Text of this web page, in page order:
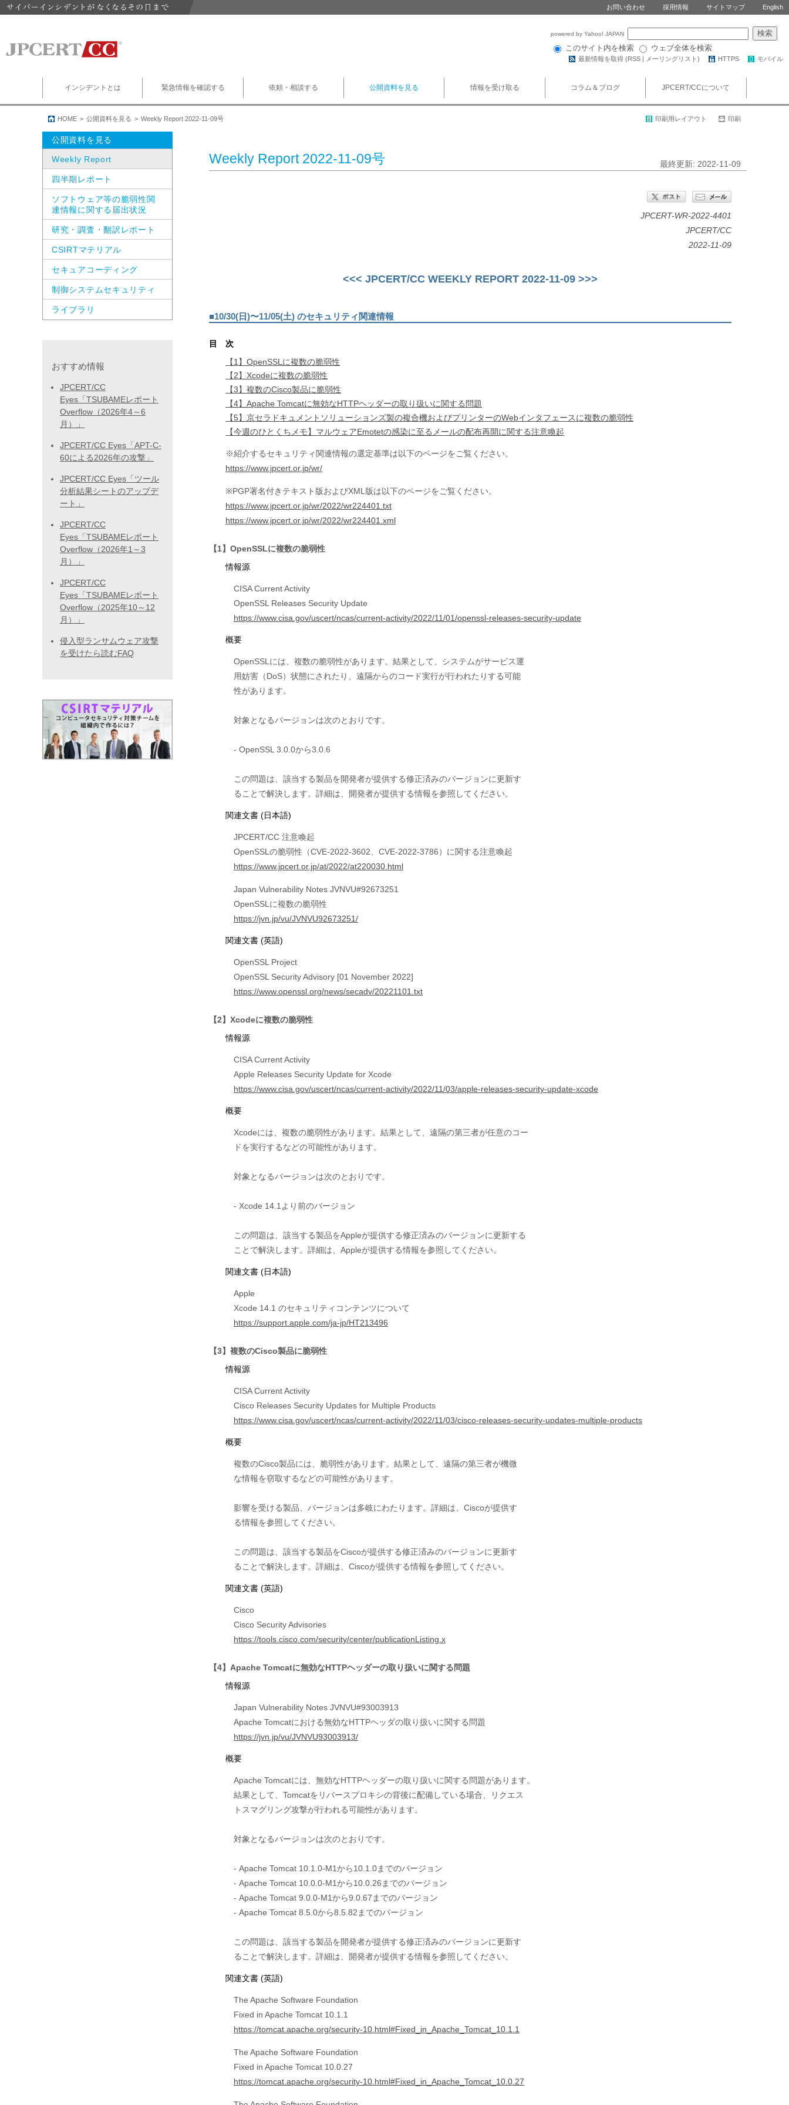
お問い合わせ 採用情報 サイトマップ English
powered by Yahoo! JAPAN
このサイト内を検索 ウェブ全体を検索
最新情報を取得 (RSS | メーリングリスト ) HTTPS モバイル
インシデントとは 緊急情報を確認する 依頼・相談する 公開資料を見る 情報を受け取る コラム＆ブログ JPCERT/CCについて
HOME 公開資料を見る Weekly Report 2022-11-09号 印刷用レイアウト 印刷
Weekly Report 2022-11-09号 最終更新: 2022-11-09
JPCERT-WR-2022-4401
JPCERT/CC
2022-11-09
<<< JPCERT/CC WEEKLY REPORT 2022-11-09 >>>
■10/30(日)〜11/05(土) のセキュリティ関連情報
目 次
【1】OpenSSLに複数の脆弱性
【2】Xcodeに複数の脆弱性
【3】複数のCisco製品に脆弱性
【4】Apache Tomcatに無効なHTTPヘッダーの取り扱いに関する問題
【5】京セラドキュメントソリューションズ製の複合機およびプリンターのWebインタフェースに複数の脆弱性
【今週のひとくちメモ】マルウェアEmotetの感染に至るメールの配布再開に関する注意喚起
※紹介するセキュリティ関連情報の選定基準は以下のページをご覧ください。
https://www.jpcert.or.jp/wr/
※PGP署名付きテキスト版およびXML版は以下のページをご覧ください。
https://www.jpcert.or.jp/wr/2022/wr224401.txt
https://www.jpcert.or.jp/wr/2022/wr224401.xml
【1】OpenSSLに複数の脆弱性
情報源
CISA Current Activity
OpenSSL Releases Security Update
https://www.cisa.gov/uscert/ncas/current-activity/2022/11/01/openssl-releases-security-update
概要
OpenSSLには、複数の脆弱性があります。結果として、システムがサービス運
用妨害（DoS）状態にされたり、遠隔からのコード実行が行われたりする可能
性があります。
対象となるバージョンは次のとおりです。
- OpenSSL 3.0.0から3.0.6
この問題は、該当する製品を開発者が提供する修正済みのバージョンに更新す
関連文書 (日本語)
JPCERT/CC 注意喚起
OpenSSLの脆弱性（CVE-2022-3602、CVE-2022-3786）に関する注意喚起
https://www.jpcert.or.jp/at/2022/at220030.html
Japan Vulnerability Notes JVNVU#92673251
OpenSSLに複数の脆弱性
https://jvn.jp/vu/JVNVU92673251/
関連文書 (英語)
OpenSSL Project
OpenSSL Security Advisory [01 November 2022]
https://www.openssl.org/news/secadv/20221101.txt
【2】Xcodeに複数の脆弱性
情報源
CISA Current Activity
Apple Releases Security Update for Xcode
https://www.cisa.gov/uscert/ncas/current-activity/2022/11/03/apple-releases-security-update-xcode
概要
Xcodeには、複数の脆弱性があります。結果として、遠隔の第三者が任意のコー
ドを実行するなどの可能性があります。
対象となるバージョンは次のとおりです。
- Xcode 14.1より前のバージョン
この問題は、該当する製品をAppleが提供する修正済みのバージョンに更新する
関連文書 (日本語)
Apple
Xcode 14.1 のセキュリティコンテンツについて
https://support.apple.com/ja-jp/HT213496
【3】複数のCisco製品に脆弱性
情報源
CISA Current Activity
Cisco Releases Security Updates for Multiple Products
https://www.cisa.gov/uscert/ncas/current-activity/2022/11/03/cisco-releases-security-updates-multiple-products
概要
複数のCisco製品には、脆弱性があります。結果として、遠隔の第三者が機微
な情報を窃取するなどの可能性があります。
影響を受ける製品、バージョンは多岐にわたります。詳細は、Ciscoが提供す
る情報を参照してください。
この問題は、該当する製品をCiscoが提供する修正済みのバージョンに更新す
関連文書 (英語)
Cisco
Cisco Security Advisories
https://tools.cisco.com/security/center/publicationListing.x
【4】Apache Tomcatに無効なHTTPヘッダーの取り扱いに関する問題
情報源
Japan Vulnerability Notes JVNVU#93003913
Apache Tomcatにおける無効なHTTPヘッダの取り扱いに関する問題
https://jvn.jp/vu/JVNVU93003913/
概要
Apache Tomcatには、無効なHTTPヘッダーの取り扱いに関する問題があります。
結果として、Tomcatをリバースプロキシの背後に配備している場合、リクエス
トスマグリング攻撃が行われる可能性があります。
対象となるバージョンは次のとおりです。
- Apache Tomcat 10.1.0-M1から10.1.0までのバージョン
- Apache Tomcat 10.0.0-M1から10.0.26までのバージョン
- Apache Tomcat 9.0.0-M1から9.0.67までのバージョン
- Apache Tomcat 8.5.0から8.5.82までのバージョン
この問題は、該当する製品を開発者が提供する修正済みのバージョンに更新す
関連文書 (英語)
The Apache Software Foundation
Fixed in Apache Tomcat 10.1.1
https://tomcat.apache.org/security-10.html#Fixed_in_Apache_Tomcat_10.1.1
The Apache Software Foundation
Fixed in Apache Tomcat 10.0.27
https://tomcat.apache.org/security-10.html#Fixed_in_Apache_Tomcat_10.0.27
公開資料を見る
Weekly Report
四半期レポート
ソフトウェア等の脆弱性関
連情報に関する届出状況
研究・調査・翻訳レポート
CSIRTマテリアル
セキュアコーディング
制御システムセキュリティ
ライブラリ
おすすめ情報
JPCERT/CC
Eyes「TSUBAMEレポート
Overflow（2026年4～6
月）」
JPCERT/CC Eyes「APT-C-
60による2026年の攻撃」
JPCERT/CC Eyes「ツール
分析結果シートのアップデ
ート」
JPCERT/CC
Eyes「TSUBAMEレポート
Overflow（2026年1～3
月）」
JPCERT/CC
Eyes「TSUBAMEレポート
Overflow（2025年10～12
月）」
侵入型ランサムウェア攻撃
を受けたら読むFAQ